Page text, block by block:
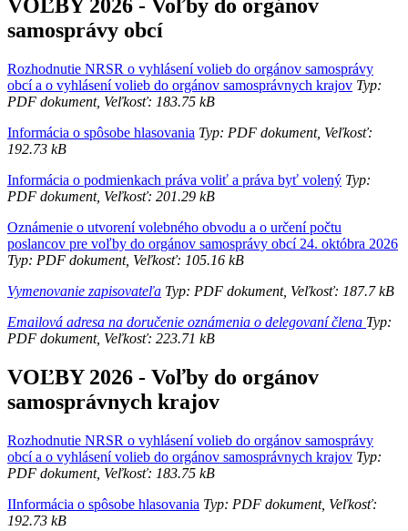
VOĽBY 2026 - Voľby do orgánov
samosprávy obcí
Rozhodnutie NRSR o vyhlásení volieb do orgánov samosprávy
obcí a o vyhlásení volieb do orgánov samosprávnych krajov Typ:
PDF dokument, Veľkosť: 183.75 kB
Informácia o spôsobe hlasovania Typ: PDF dokument, Veľkosť:
192.73 kB
Informácia o podmienkach práva voliť a práva byť volený Typ:
PDF dokument, Veľkosť: 201.29 kB
Oznámenie o utvorení volebného obvodu a o určení počtu
poslancov pre voľby do orgánov samosprávy obcí 24. októbra 2026
Typ: PDF dokument, Veľkosť: 105.16 kB
Vymenovanie zapisovateľa Typ: PDF dokument, Veľkosť: 187.7 kB
Emailová adresa na doručenie oznámenia o delegovaní člena Typ:
PDF dokument, Veľkosť: 223.71 kB
VOĽBY 2026 - Voľby do orgánov
samosprávnych krajov
Rozhodnutie NRSR o vyhlásení volieb do orgánov samosprávy
obcí a o vyhlásení volieb do orgánov samosprávnych krajov Typ:
PDF dokument, Veľkosť: 183.75 kB
IInformácia o spôsobe hlasovania Typ: PDF dokument, Veľkosť:
192.73 kB